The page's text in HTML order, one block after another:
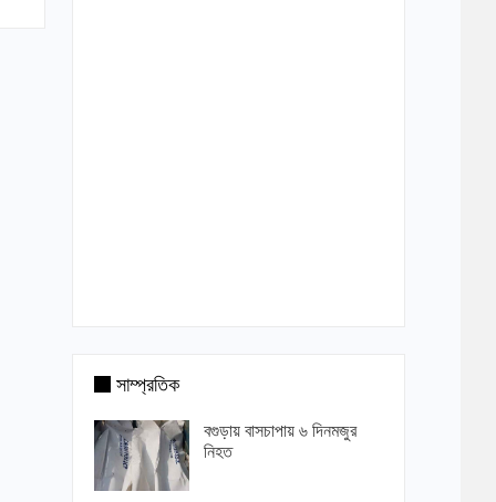
সাম্প্রতিক
বগুড়ায় বাসচাপায় ৬ দিনমজুর
নিহত